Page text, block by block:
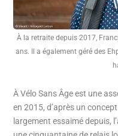
À la retraite depuis 2017,
ans. Il a également géré des
À Vélo Sans Âge est une
en 2015, d’après un
largement essaimé depuis,